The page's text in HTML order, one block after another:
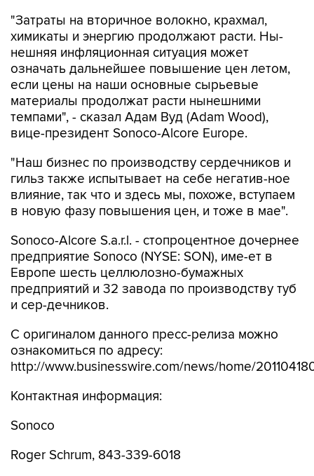
"Затраты на вторичное волокно, крахмал,
химикаты и энергию продолжают расти. Ны-
нешняя инфляционная ситуация может
означать дальнейшее повышение цен летом,
если цены на наши основные сырьевые
материалы продолжат расти нынешними
темпами", - сказал Адам Вуд (Adam Wood),
вице-президент Sonoco-Alcore Europe.
"Наш бизнес по производству сердечников и
гильз также испытывает на себе негатив-ное
влияние, так что и здесь мы, похоже, вступаем
в новую фазу повышения цен, и тоже в мае".
Sonoco-Alcore S.a.r.l. - стопроцентное дочернее
предприятие Sonoco (NYSE: SON), име-ет в
Европе шесть целлюлозно-бумажных
предприятий и 32 завода по производству туб
и сер-дечников.
С оригиналом данного пресс-релиза можно
ознакомиться по адресу:
http://www.businesswire.com/news/home/
Контактная информация:
Sonoco
Roger Schrum, 843-339-6018